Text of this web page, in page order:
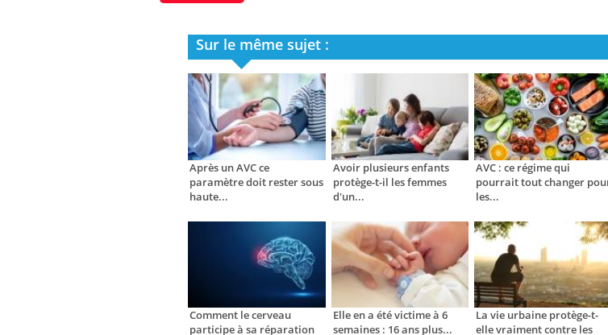
Sur le même sujet :
Après un AVC ce
paramètre doit rester sous
haute...
Avoir plusieurs enfants
protège-t-il les femmes
d'un...
AVC : ce régime qui
pourrait tout changer
les...
Comment le cerveau
participe à sa réparation
Elle en a été victime à 6
semaines : 16 ans plus...
La vie urbaine protège-t-
elle vraiment contre les